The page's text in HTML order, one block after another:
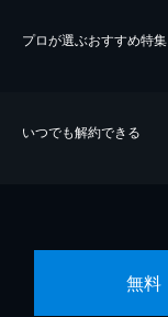
プロが選ぶおすすめ特集
いつでも解約できる
無料